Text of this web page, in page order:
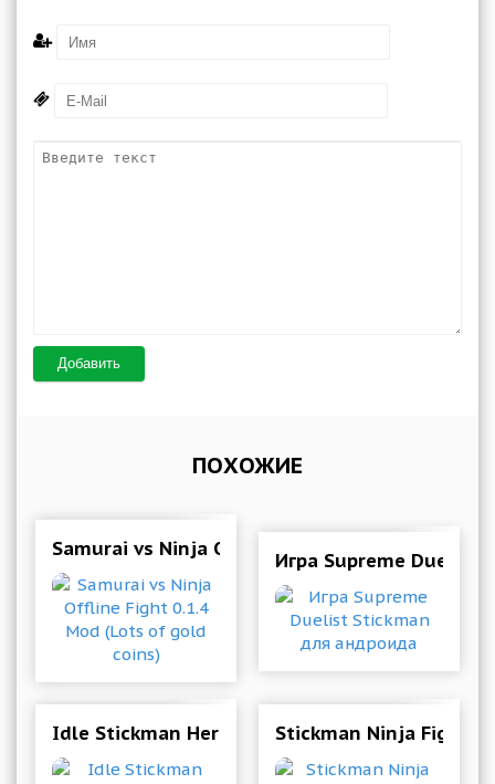
Добавить
ПОХОЖИЕ
Samurai vs Ninja Offline Fight 0.1.4 Mod (Lots
Игра Supreme Duelist
Idle Stickman Heroes Fight 0.0.6 Mod (Free
Stickman Ninja Fight